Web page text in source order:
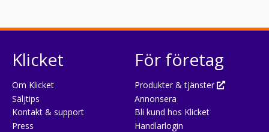
Klicket
Om Klicket
Säljtips
Kontakt & support
Press
För företag
Produkter & tjänster
Annonsera
Bli kund hos Klicket
Handlarlogin